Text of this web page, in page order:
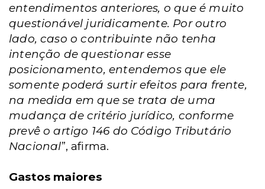
entendimentos anteriores, o que é muito
questionável juridicamente. Por outro
lado, caso o contribuinte não tenha
intenção de questionar esse
posicionamento, entendemos que ele
somente poderá surtir efeitos para frente,
na medida em que se trata de uma
mudança de critério jurídico, conforme
prevê o artigo 146 do Código Tributário
Nacional”, afirma.
Gastos maiores